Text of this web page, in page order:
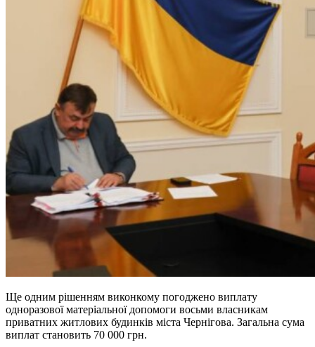
Ще одним рішенням виконкому погоджено виплату
одноразової матеріальної допомоги восьми власникам
приватних житлових будинків міста Чернігова. Загальна сума
виплат становить 70 000 грн.